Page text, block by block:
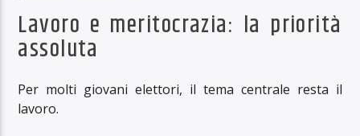
Lavoro e meritocrazia: la priorità
assoluta
Per molti giovani elettori, il tema centrale resta il
lavoro.